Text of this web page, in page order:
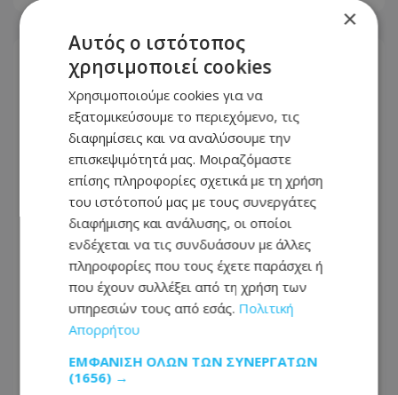
Αυτά είναι τα νέα Διοικητικά
Συμβούλια των Ημικρατικών
Οργανισμών - Δείτε ποιοι
αναλαμβάνουν
×
Αυτός ο ιστότοπος
χρησιμοποιεί cookies
Χρησιμοποιούμε cookies για να
εξατομικεύσουμε το περιεχόμενο, τις
διαφημίσεις και να αναλύσουμε την
επισκεψιμότητά μας. Μοιραζόμαστε
επίσης πληροφορίες σχετικά με τη χρήση
του ιστότοπού μας με τους συνεργάτες
διαφήμισης και ανάλυσης, οι οποίοι
ενδέχεται να τις συνδυάσουν με άλλες
πληροφορίες που τους έχετε παράσχει ή
που έχουν συλλέξει από τη χρήση των
υπηρεσιών τους από εσάς. Πολιτική
Απορρήτου
ΕΜΦΆΝΙΣΗ ΌΛΩΝ ΤΩΝ ΣΥΝΕΡΓΑΤΏΝ
(1656) →